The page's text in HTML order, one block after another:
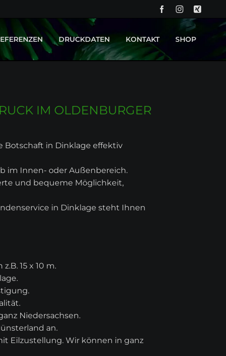
DRUCKDATEN KONTAKT SHOP
IM OLDENBURGER
Botschaft in Dinklage effektiv
im Innen- oder Außenbereich.
und bequeme Möglichkeit,
in Dinklage steht Ihnen
15 x 10 m.
Niedersachsen.
an.
Eilzustellung. Wir können in ganz